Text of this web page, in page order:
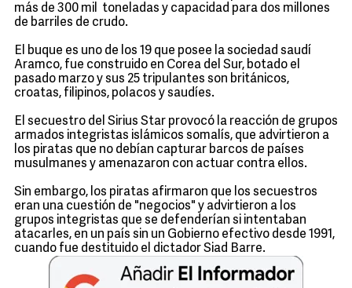
más de 300 mil toneladas y capacidad para dos millones
de barriles de crudo.
El buque es uno de los 19 que posee la sociedad saudí
Aramco, fue construido en Corea del Sur, botado el
pasado marzo y sus 25 tripulantes son británicos,
croatas, filipinos, polacos y saudíes.
El secuestro del Sirius Star provocó la reacción de grupos
armados integristas islámicos somalís, que advirtieron a
los piratas que no debían capturar barcos de países
musulmanes y amenazaron con actuar contra ellos.
Sin embargo, los piratas afirmaron que los secuestros
eran una cuestión de "negocios" y advirtieron a los
grupos integristas que se defenderían si intentaban
atacarles, en un país sin un Gobierno efectivo desde 1991,
cuando fue destituido el dictador Siad Barre.